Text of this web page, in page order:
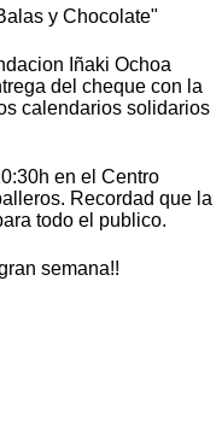
y Chocolate"
Iñaki Ochoa
del cheque con la
calendarios solidarios
en el Centro
Recordad que la
todo el publico.
semana!!